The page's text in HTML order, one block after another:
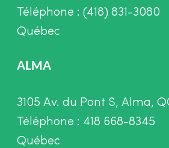
Téléphone : (418) 831-3080
Québec
ALMA
3105 Av. du Pont S, Alma,
Téléphone : 418 668-8345
Québec